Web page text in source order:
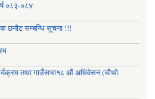
०८३-०८४
छनौट सम्बन्धि सूचना !!!
तथा गाउँसभा१८ औं अधिवेसन (चौथो